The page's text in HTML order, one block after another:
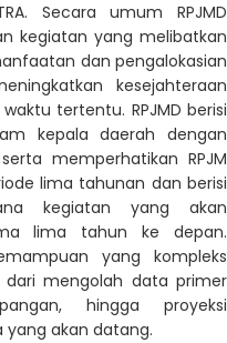
Secara umum RPJMD
kegiatan yang melibatkan
dan pengalokasian
kesejahteraan
tertentu. RPJMD berisi
kepala daerah dengan
memperhatikan RPJM
lima tahunan dan berisi
kegiatan yang akan
lima tahun ke depan.
yang kompleks
dari mengolah data primer
hingga proyeksi
akan datang.